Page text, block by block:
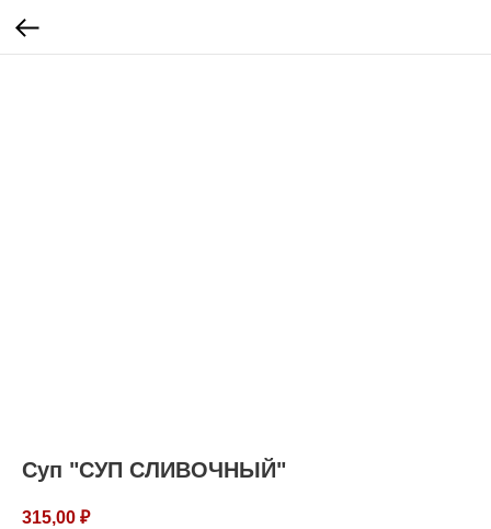
Суп "СУП СЛИВОЧНЫЙ"
315,00 ₽